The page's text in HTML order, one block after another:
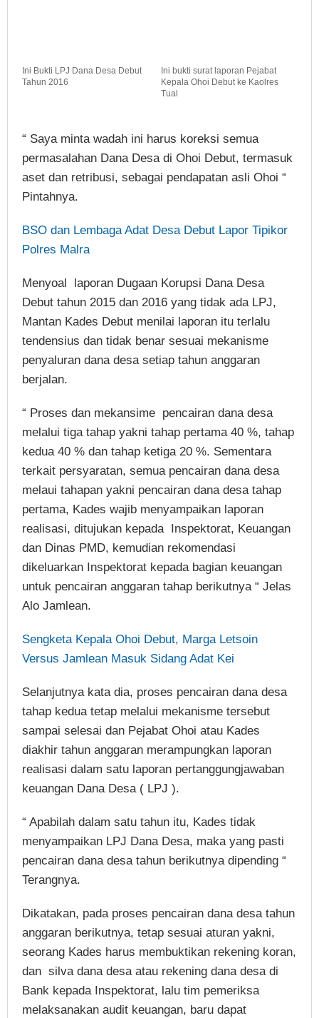
Ini Bukti LPJ Dana Desa Debut
Tahun 2016
Ini bukti surat laporan Pejabat
Kepala Ohoi Debut ke Kaolres
Tual
“ Saya minta wadah ini harus koreksi semua
permasalahan Dana Desa di Ohoi Debut, termasuk
aset dan retribusi, sebagai pendapatan asli Ohoi “
Pintahnya.
BSO dan Lembaga Adat Desa Debut Lapor Tipikor
Polres Malra
Menyoal laporan Dugaan Korupsi Dana Desa
Debut tahun 2015 dan 2016 yang tidak ada LPJ,
Mantan Kades Debut menilai laporan itu terlalu
tendensius dan tidak benar sesuai mekanisme
penyaluran dana desa setiap tahun anggaran
berjalan.
“ Proses dan mekansime pencairan dana desa
melalui tiga tahap yakni tahap pertama 40 %, tahap
kedua 40 % dan tahap ketiga 20 %. Sementara
terkait persyaratan, semua pencairan dana desa
melaui tahapan yakni pencairan dana desa tahap
pertama, Kades wajib menyampaikan laporan
realisasi, ditujukan kepada Inspektorat, Keuangan
dan Dinas PMD, kemudian rekomendasi
dikeluarkan Inspektorat kepada bagian keuangan
untuk pencairan anggaran tahap berikutnya “ Jelas
Alo Jamlean.
Sengketa Kepala Ohoi Debut, Marga Letsoin
Versus Jamlean Masuk Sidang Adat Kei
Selanjutnya kata dia, proses pencairan dana desa
tahap kedua tetap melalui mekanisme tersebut
sampai selesai dan Pejabat Ohoi atau Kades
diakhir tahun anggaran merampungkan laporan
realisasi dalam satu laporan pertanggungjawaban
keuangan Dana Desa ( LPJ ).
“ Apabilah dalam satu tahun itu, Kades tidak
menyampaikan LPJ Dana Desa, maka yang pasti
pencairan dana desa tahun berikutnya dipending “
Terangnya.
Dikatakan, pada proses pencairan dana desa tahun
anggaran berikutnya, tetap sesuai aturan yakni,
seorang Kades harus membuktikan rekening koran,
dan silva dana desa atau rekening dana desa di
Bank kepada Inspektorat, lalu tim pemeriksa
melaksanakan audit keuangan, baru dapat